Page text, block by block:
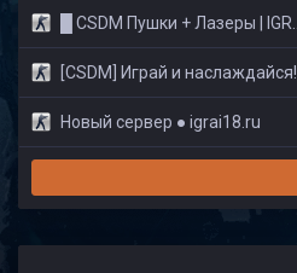
█ CSDM Пушки + Лазеры | IGRAI18.RU ツ █
[CSDM] Играй и наслаждайся! © Classic
Новый сервер ● igrai18.ru